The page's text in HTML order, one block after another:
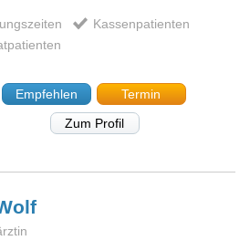
Kassenpatienten
Empfehlen
Termin
Zum Profil